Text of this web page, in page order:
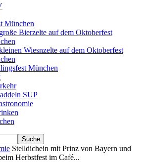
München
Bierzelte auf dem Oktoberfest
Wiesnzelte auf dem Oktoberfest
München
SUP
Stelldichein mit Prinz von Bayern und
Herbstfest im Café...